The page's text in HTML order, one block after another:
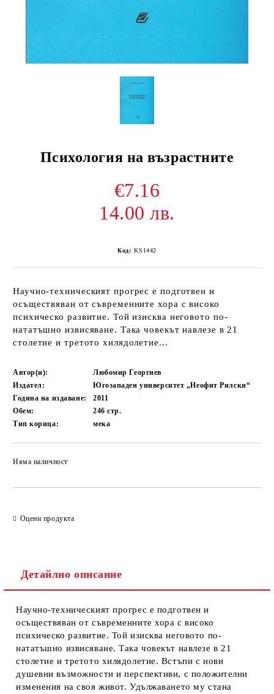
Психология на възрастните
€7.16
14.00 лв.
Код: KS1442
Научно-техническият прогрес е подготвен и
осъществяван от съвременните хора с високо
психическо развитие. Той изисква неговото по-
нататъшно извисяване. Така човекът навлезе в 21
столетие и третото хилядолетие...
Автор(и):
Любомир Георгиев
Издател:
Югозападен университет „Неофит Рилски“
Година на издаване:
2011
Обем:
246стр.
Тип корица:
мека
Няма наличност
Оцени продукта
Детайлно описание
Научно-техническият прогрес е подготвен и
осъществяван от съвременните хора с високо
психическо развитие. Той изисква неговото по-
нататъшно извисяване. Така човекът навлезе в 21
столетие и третото хилядолетие. Встъпи с нови
душевни възможности и перспективи, с положителни
изменения на своя живот. Удължаването му стана